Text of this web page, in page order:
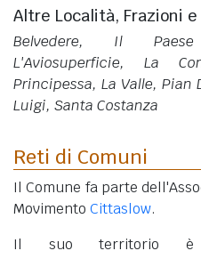
Altre Località, Frazioni
Belvedere, Il Paese
L'Aviosuperficie, La
Principessa, La Valle, Pian
Luigi, Santa Costanza
Reti di Comuni
Il Comune fa parte
Movimento Cittaslow.
Il suo territorio è